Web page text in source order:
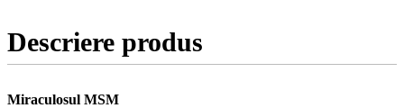
Descriere produs
Miraculosul MSM